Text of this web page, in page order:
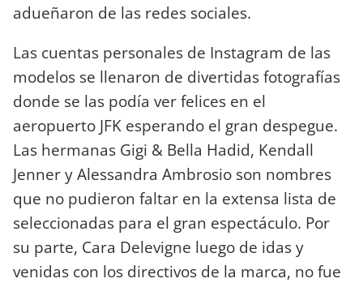
adueñaron de las redes sociales.
Las cuentas personales de Instagram de las
modelos se llenaron de divertidas fotografías
donde se las podía ver felices en el
aeropuerto JFK esperando el gran despegue.
Las hermanas Gigi & Bella Hadid, Kendall
Jenner y Alessandra Ambrosio son nombres
que no pudieron faltar en la extensa lista de
seleccionadas para el gran espectáculo. Por
su parte, Cara Delevigne luego de idas y
venidas con los directivos de la marca, no fue